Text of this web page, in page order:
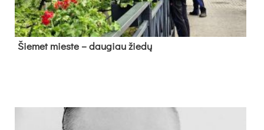
Šie­met mies­te – dau­giau žie­dų